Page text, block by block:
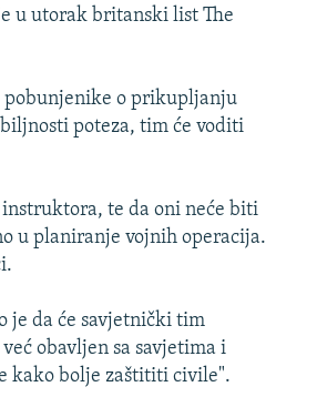
u utorak britanski list The
pobunjenike o prikupljanju
poteza, tim će voditi
te da oni neće biti
u planiranje vojnih operacija.
je da će savjetnički tim
obavljen sa savjetima i
kako bolje zaštititi civile".